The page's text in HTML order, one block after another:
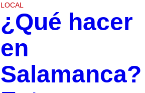
LOCAL
¿Qué hacer
en
Salamanca?